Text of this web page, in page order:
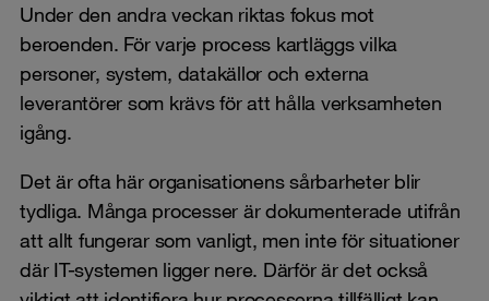
Under den andra veckan riktas fokus mot
beroenden. För varje process kartläggs vilka
personer, system, datakällor och externa
leverantörer som krävs för att hålla verksamheten
igång.
Det är ofta här organisationens sårbarheter blir
tydliga. Många processer är dokumenterade utifrån
att allt fungerar som vanligt, men inte för situationer
där IT-systemen ligger nere. Därför är det också